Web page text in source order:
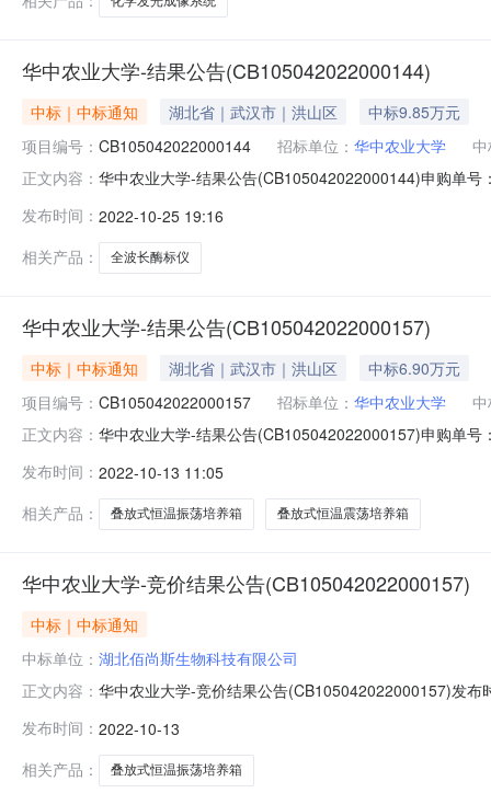
华中农业大学-结果公告(CB105042022000144)
中标｜中标通知 湖北省｜武汉市｜洪山区
中标9.85万元
项目编号： CB105042022000144 招标单位： 华中农业大学
正文内容： 华中农业大学-结果公告(CB105042022000144)申购单
注说明：质疑说明：如果对成交结果有异议，请在发布
发布时间： 2022-10-25 19:16
相关产品：
全波长酶标仪
华中农业大学-结果公告(CB105042022000157)
中标｜中标通知 湖北省｜武汉市｜洪山区
中标6.90万元
项目编号： CB105042022000157 招标单位： 华中农业大学
正文内容： 华中农业大学-结果公告(CB105042022000157)申购单
合格后付款备注说明：质疑说明：如果对成交结果有异
发布时间： 2022-10-13 11:05
相关产品：
叠放式恒温振荡培养箱 叠放式恒温震荡培养箱
华中农业大学-竞价结果公告(CB105042022000157)
中标｜中标通知
中标单位： 湖北佰尚斯生物科技有限公司
正文内容： 华中农业大学-竞价结果公告(CB105042022000157)发
求："免费上门安装（含材料费）"收货地址："******"付款
发布时间： 2022-10-13
相关产品：
叠放式恒温振荡培养箱